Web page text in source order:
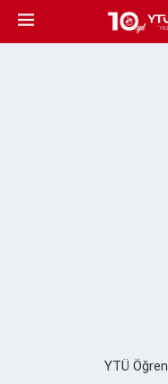
YTÜ